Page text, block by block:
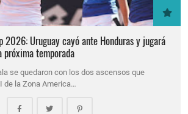
2026: Uruguay cayó ante Honduras y jugará
próxima temporada
se quedaron con los dos ascensos que
de la Zona America…